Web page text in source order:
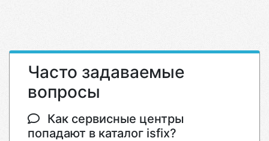
Часто задаваемые
вопросы
Как сервисные центры
попадают в каталог isfix?